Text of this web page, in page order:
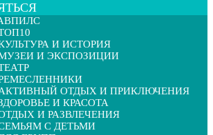
И ИСТОРИЯ
И ЭКСПОЗИЦИИ
ОТДЫХ И ПРИКЛЮЧЕНИЯ
И КРАСОТА
И РАЗВЛЕЧЕНИЯ
С ДЕТЬМИ